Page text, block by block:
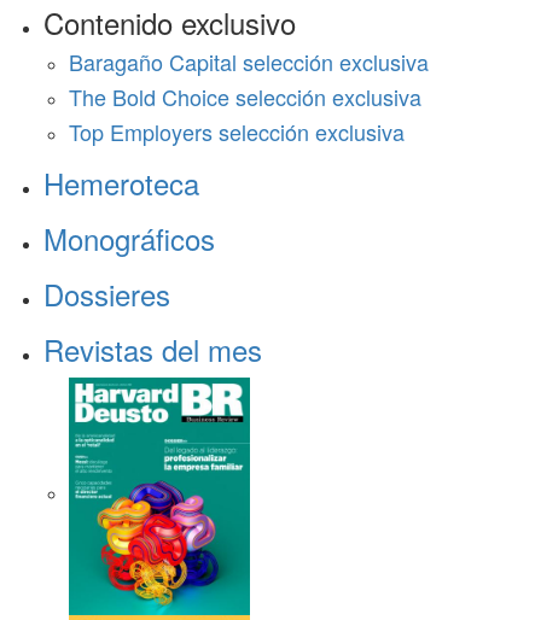
Contenido exclusivo
Baragaño Capital selección exclusiva
The Bold Choice selección exclusiva
Top Employers selección exclusiva
Hemeroteca
Monográficos
Dossieres
Revistas del mes